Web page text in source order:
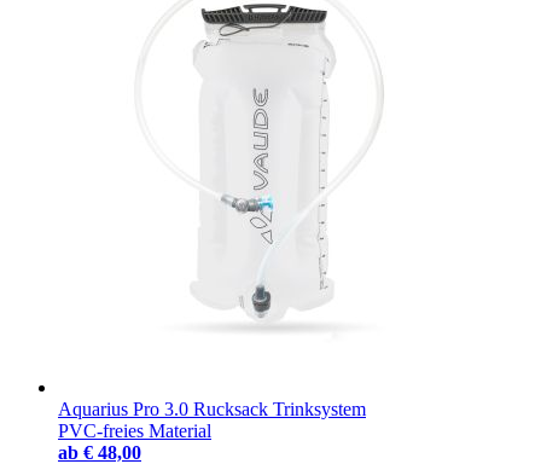
Aquarius Pro 3.0 Rucksack Trinksystem
PVC-freies Material
ab € 48,00